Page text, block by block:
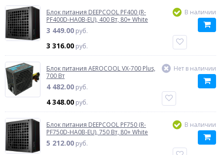
Блок питания DEEPCOOL PF400 (R-
PF400D-HA0B-EU), 400 Вт, 80+ White
3 449.00 руб.
3 316.00 руб.
В наличии
Блок питания AEROCOOL VX-700 Plus,
700 Вт
4 482.00 руб.
4 348.00 руб.
Нет в наличии
Блок питания DEEPCOOL PF750 (R-
PF750D-HA0B-EU), 750 Вт, 80+ White
5 212.00 руб.
В наличии